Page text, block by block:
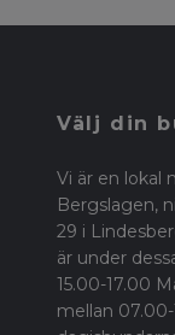
Välj din
Vi är en lokal
Bergslagen,
29 i
är under
15.00-17.00
mellan